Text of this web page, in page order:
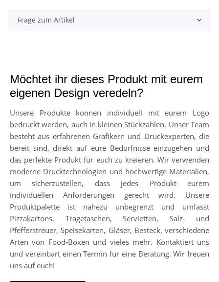
Frage zum Artikel
Möchtet ihr dieses Produkt mit eurem
eigenen Design veredeln?
Unsere Produkte können individuell mit eurem Logo
bedruckt werden, auch in kleinen Stückzahlen. Unser Team
besteht aus erfahrenen Grafikern und Druckexperten, die
bereit sind, direkt auf eure Bedürfnisse einzugehen und
das perfekte Produkt für euch zu kreieren. Wir verwenden
moderne Drucktechnologien und hochwertige Materialien,
um sicherzustellen, dass jedes Produkt eurem
individuellen Anforderungen gerecht wird. Unsere
Produktpalette ist nahezu unbegrenzt und umfasst
Pizzakartons, Tragetaschen, Servietten, Salz- und
Pfefferstreuer, Speisekarten, Gläser, Besteck, verschiedene
Arten von Food-Boxen und vieles mehr. Kontaktiert uns
und vereinbart einen Termin für eine Beratung. Wir freuen
uns auf euch!